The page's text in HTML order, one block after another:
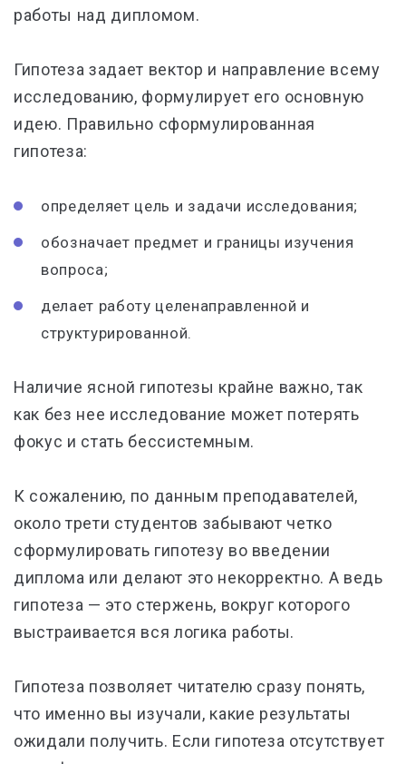
работы над дипломом.
Гипотеза задает вектор и направление всему
исследованию, формулирует его основную
идею. Правильно сформулированная
гипотеза:
определяет цель и задачи исследования;
обозначает предмет и границы изучения
вопроса;
делает работу целенаправленной и
структурированной.
Наличие ясной гипотезы крайне важно, так
как без нее исследование может потерять
фокус и стать бессистемным.
К сожалению, по данным преподавателей,
около трети студентов забывают четко
сформулировать гипотезу во введении
диплома или делают это некорректно. А ведь
гипотеза — это стержень, вокруг которого
выстраивается вся логика работы.
Гипотеза позволяет читателю сразу понять,
что именно вы изучали, какие результаты
ожидали получить. Если гипотеза отсутствует